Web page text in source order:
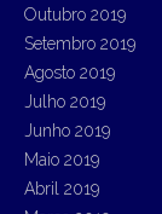
Outubro 2019
Setembro 2019
Agosto 2019
Julho 2019
Junho 2019
Maio 2019
Abril 2019